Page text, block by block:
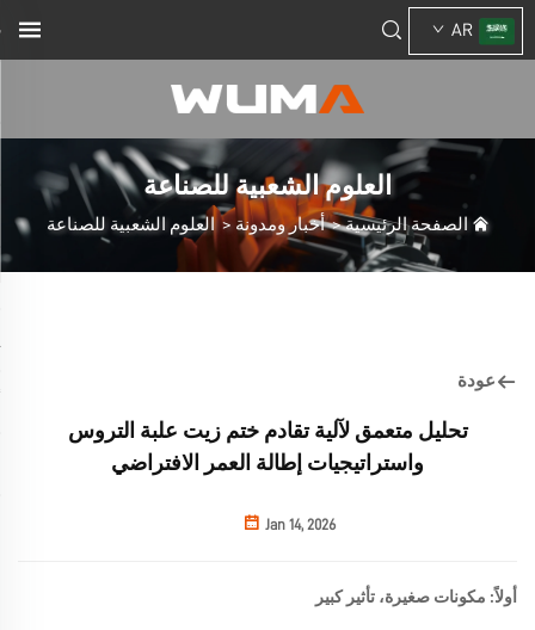
AR
العلوم الشعبية للصناعة
الصفحة الرئيسية>أخبار ومدونة >العلوم الشعبية للصناعة
عودة
تحليل متعمق لآلية تقادم ختم زيت علبة التروس
واستراتيجيات إطالة العمر الافتراضي
Jan 14, 2026
أولاً: مكونات صغيرة، تأثير كبير